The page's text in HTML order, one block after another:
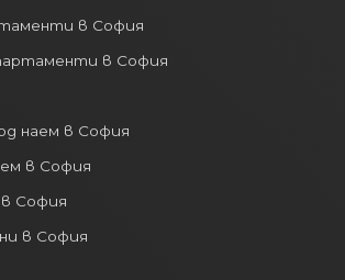
в София
в София
наем в София
в София
София
в София